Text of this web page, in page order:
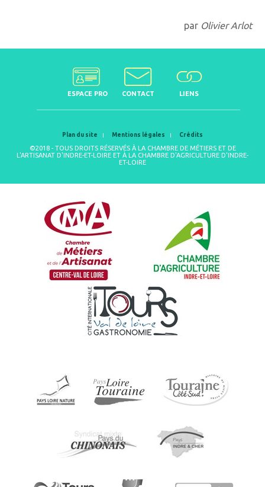
par Olivier Arlot
ESPACE PRO CONTACT LIENS
Plan du site Mentions légales Crédits
©2018 - TOUS DROITS RÉSERVÉS À LA CHAMBRE DE MÉTIERS ET DE
L'ARTISANAT D'INDRE-ET-LOIRE ET À LA CHAMBRE D'AGRICULTURE D'INDRE-
ET-LOIRE